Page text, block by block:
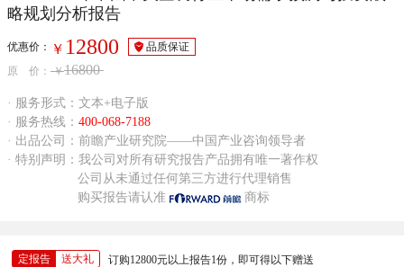
略规划分析报告
优惠价： ￥ 12800
品质保证
原 价： ￥16800
· 服务形式：文本+电子版
· 服务热线： 400-068-7188
· 出品公司：前瞻产业研究院——中国产业咨询领导者
· 特别声明：我公司对所有研究报告产品拥有唯一著作权
公司从未通过任何第三方进行代理销售
购买报告请认准
商标
定报告 送大礼 订购12800元以上报告1份，即可得以下赠送